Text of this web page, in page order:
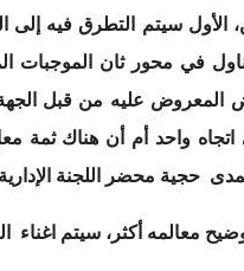
الأول سيتم التطرق فيه
تناول في محور ثان
المعروض عليه من قبل
واحد أم أن هناك ثمة
حجية محضر اللجنة
معالمه أكثر، سيتم اغناء